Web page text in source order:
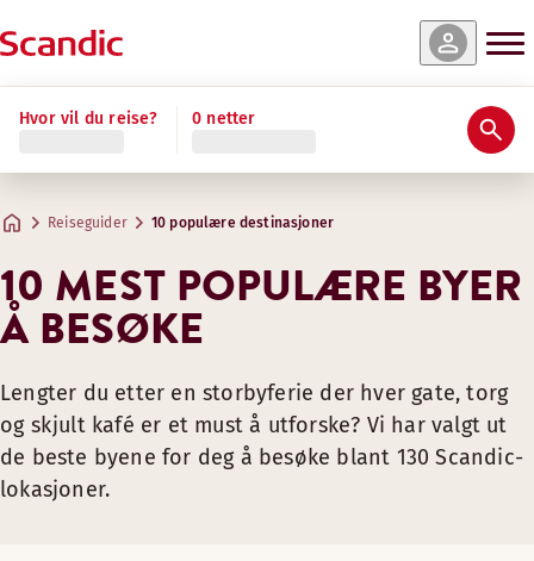
Hvor vil du reise? 0 netter
Reiseguider 10 populære destinasjoner
10 MEST POPULÆRE BYER
Å BESØKE
Lengter du etter en storbyferie der hver gate, torg
og skjult kafé er et must å utforske? Vi har valgt ut
de beste byene for deg å besøke blant 130 Scandic-
lokasjoner.